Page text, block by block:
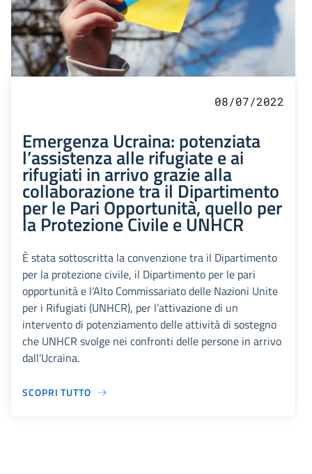
08/07/2022
Emergenza Ucraina: potenziata
l’assistenza alle rifugiate e ai
rifugiati in arrivo grazie alla
collaborazione tra il Dipartimento
per le Pari Opportunità, quello per
la Protezione Civile e UNHCR
È stata sottoscritta la convenzione tra il Dipartimento
per la protezione civile, il Dipartimento per le pari
opportunità e l’Alto Commissariato delle Nazioni Unite
per i Rifugiati (UNHCR), per l’attivazione di un
intervento di potenziamento delle attività di sostegno
che UNHCR svolge nei confronti delle persone in arrivo
dall’Ucraina.
SCOPRI TUTTO